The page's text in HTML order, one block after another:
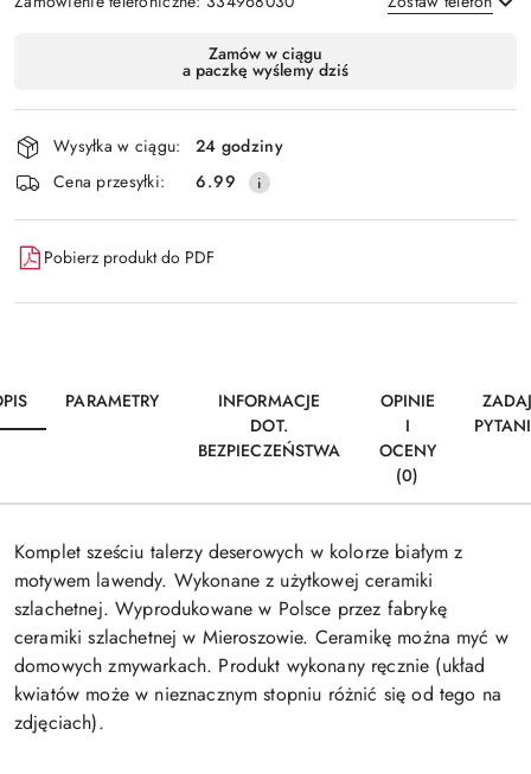
Wyślij
dostawa
Zamów w ciągu
a paczkę wyślemy dziś
Wysyłka w ciągu:
24 godziny
Cena przesyłki:
6.99
Pobierz produkt do PDF
PARAMETRY
INFORMACJE
DOT.
BEZPIECZEŃSTWA
OPINIE
I
OCENY
(0)
Komplet sześciu talerzy deserowych w kolorze białym z
motywem lawendy. Wykonane z użytkowej ceramiki
szlachetnej. Wyprodukowane w Polsce przez fabrykę
ceramiki szlachetnej w Mieroszowie. Ceramikę można myć w
domowych zmywarkach. Produkt wykonany ręcznie (układ
kwiatów może w nieznacznym stopniu różnić się od tego na
zdjęciach).